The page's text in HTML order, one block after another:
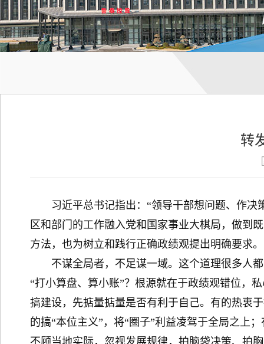
转
习近平总书记指出：“领导干部想问题、作决
区和部门的工作融入党和国家事业大棋局，做到
方法，也为树立和践行正确政绩观提出明确要求。
不谋全局者，不足谋一域。这个道理很多人都
“打小算盘、算小账”？根源就在于政绩观错位，
搞建设，先掂量掂量是否有利于自己。有的热衷
的搞“本位主义”，将“圈子”利益凌驾于全局之上
不顾当地实际，忽视发展规律，拍脑袋决策、拍